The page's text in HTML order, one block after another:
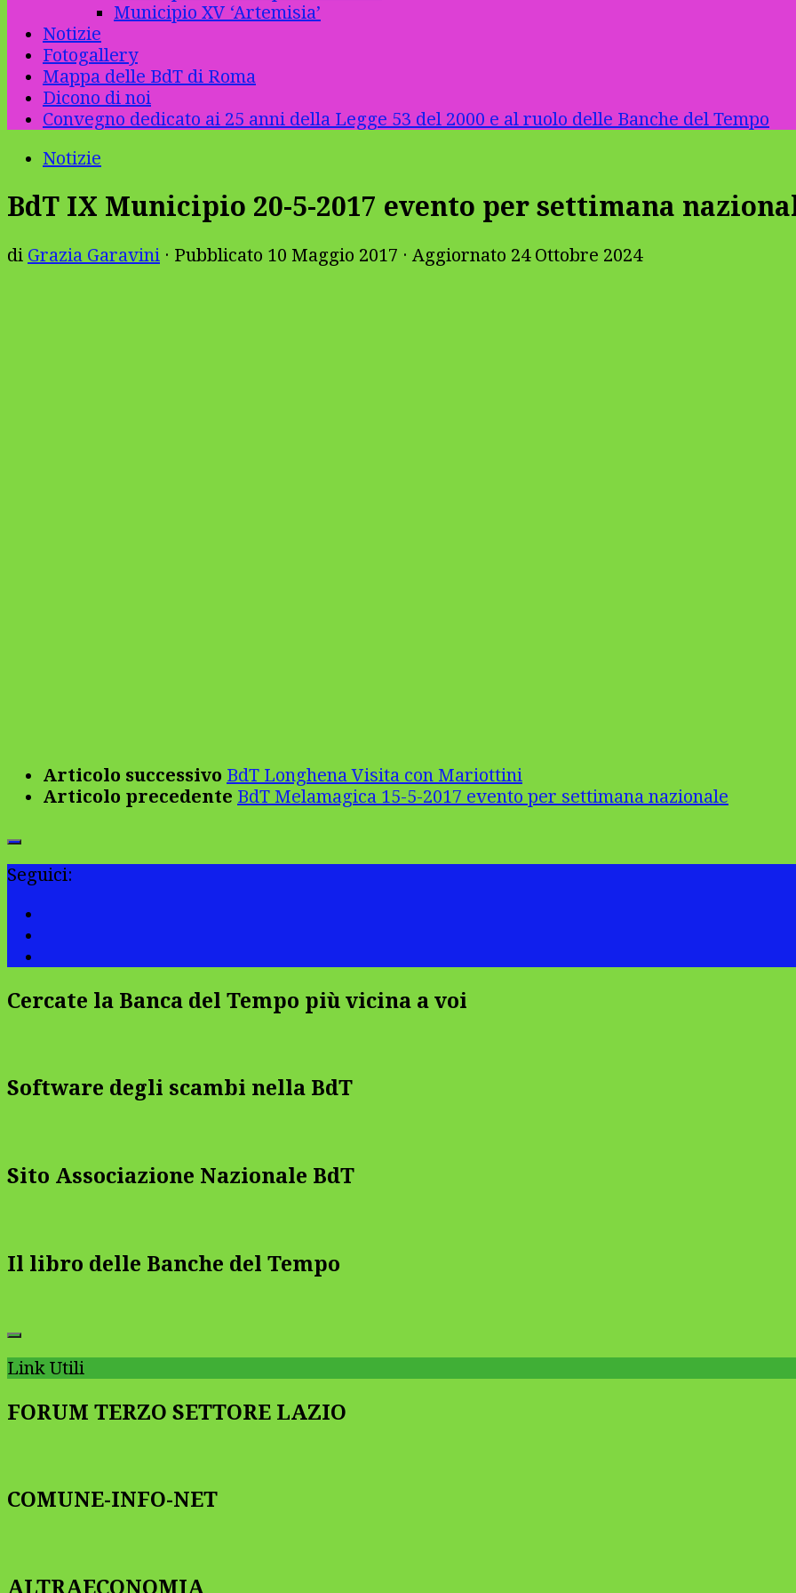
Municipio XV ‘Artemisia’
Notizie
Fotogallery
Mappa delle BdT di Roma
Dicono di noi
Convegno dedicato ai 25 anni della Legge 53 del 2000 e al ruolo delle Banche del Tempo
Notizie
BdT IX Municipio 20-5-2017 evento per settimana
di Grazia Garavini · Pubblicato 10 Maggio 2017 · Aggiornato 24 Ottobre 2024
Articolo successivo BdT Longhena Visita con Mariottini
Articolo precedente BdT Melamagica 15-5-2017 evento per settimana nazionale
Seguici:
Cercate la Banca del Tempo più vicina a voi
Software degli scambi nella BdT
Sito Associazione Nazionale BdT
Il libro delle Banche del Tempo
Link Utili
FORUM TERZO SETTORE LAZIO
COMUNE-INFO-NET
ALTRAECONOMIA